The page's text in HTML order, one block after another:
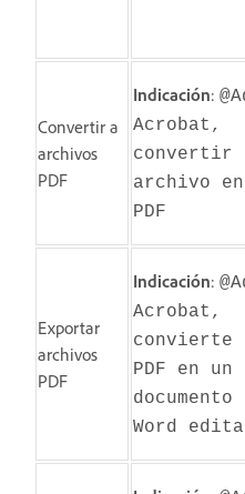
Convertir a
archivos
PDF
Indicación:
Acrobat,
convertir
archivo
PDF
Exportar
archivos
PDF
Indicación:
Acrobat,
convierte
PDF en un
documento
Word